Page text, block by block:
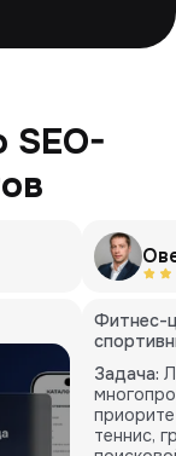
SEO-
Фитнес-
Задача:
теннис,